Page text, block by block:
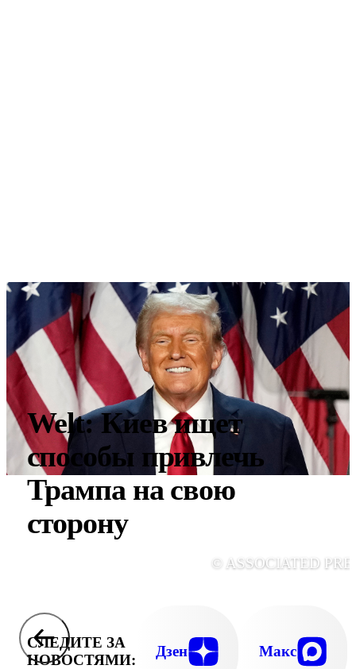
Welt: Киев ищет
способы привлечь
Трампа на свою
сторону
© ASSOCIATED
СЛЕДИТЕ ЗА
НОВОСТЯМИ:
Дзен Макс